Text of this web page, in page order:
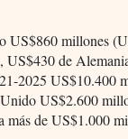
US$860 millones
US$430 de
2025 US$10.400
US$2.600
de US$1.000